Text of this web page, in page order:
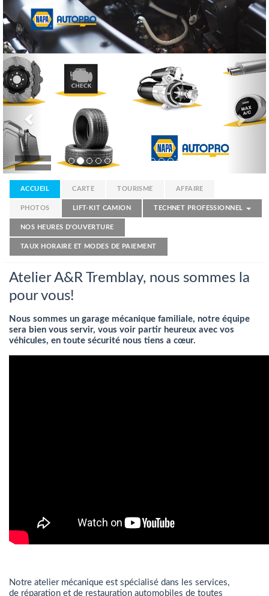
Previous
ACCUEIL CARTE TOURISME AFFAIRE
PHOTOS LIFT-KIT CAMION TECHNET PROFESSIONNEL
NOS HEURES D'OUVERTURE
TAUX HORAIRE ET MODES DE PAIEMENT
Atelier A&R Tremblay, nous sommes la
pour vous!
Nous sommes un garage mécanique familiale, notre équipe
sera bien vous servir, vous voir partir heureux avec vos
véhicules, en toute sécurité nous tiens a cœur.
Notre atelier mécanique est spécialisé dans les services,
de réparation et de restauration automobiles de toutes